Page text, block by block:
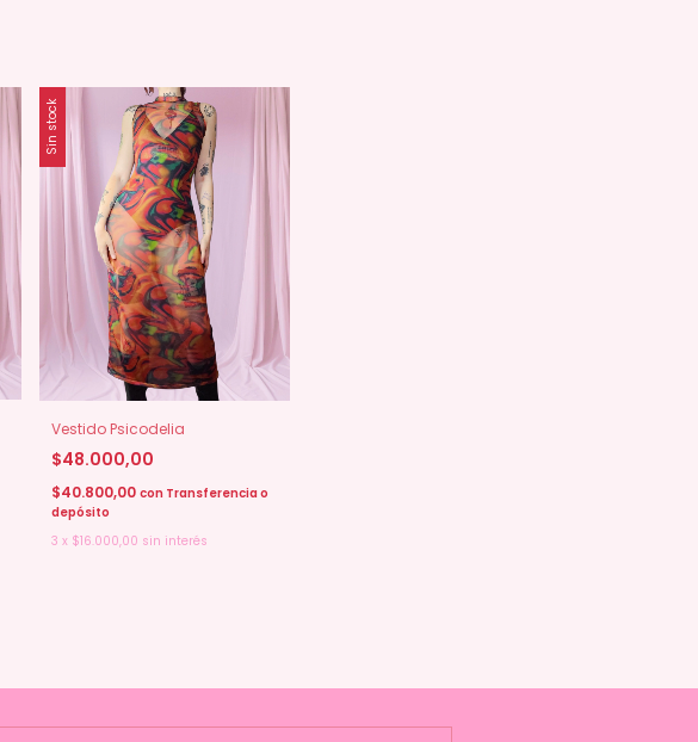
Sin stock
Vestido Psicodelia
$48.000,00
$40.800,00 con Transferencia o
depósito
3 x $16.000,00 sin interés